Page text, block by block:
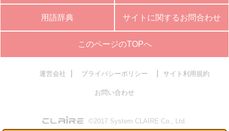
用語辞典 サイトに関するお問合わせ
このページのTOPへ
運営会社 プライバシーポリシー サイト利用規約
お問い合わせ
©2017 System CLAIRE Co., Ltd.